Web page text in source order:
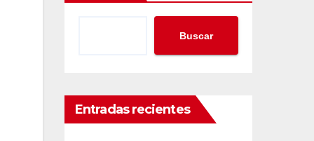
Buscar
Entradas recientes